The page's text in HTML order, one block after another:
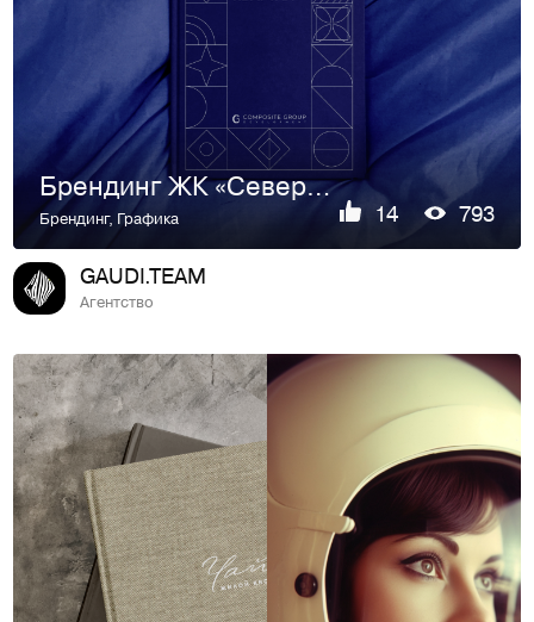
Брендинг ЖК «Северный квартал»
Брендинг, Графика 14 793
GAUDI.TEAM
Агентство